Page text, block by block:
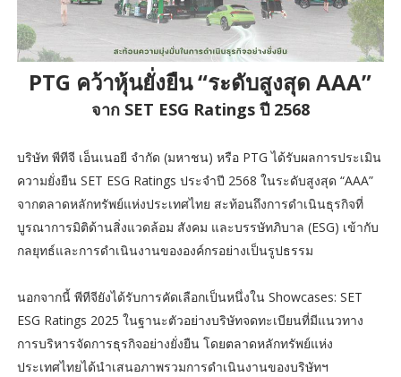
PTG คว้าหุ้นยั่งยืน “ระดับสูงสุด AAA”
จาก SET ESG Ratings ปี 2568
บริษัท พีทีจี เอ็นเนอยี จำกัด (มหาชน) หรือ PTG ได้รับผลการประเมิน
ความยั่งยืน SET ESG Ratings ประจำปี 2568 ในระดับสูงสุด “AAA”
จากตลาดหลักทรัพย์แห่งประเทศไทย สะท้อนถึงการดำเนินธุรกิจที่
บูรณาการมิติด้านสิ่งแวดล้อม สังคม และบรรษัทภิบาล (ESG) เข้ากับ
กลยุทธ์และการดำเนินงานขององค์กรอย่างเป็นรูปธรรม
นอกจากนี้ พีทีจียังได้รับการคัดเลือกเป็นหนึ่งใน Showcases: SET
ESG Ratings 2025 ในฐานะตัวอย่างบริษัทจดทะเบียนที่มีแนวทาง
การบริหารจัดการธุรกิจอย่างยั่งยืน โดยตลาดหลักทรัพย์แห่ง
ประเทศไทยได้นำเสนอภาพรวมการดำเนินงานของบริษัทฯ